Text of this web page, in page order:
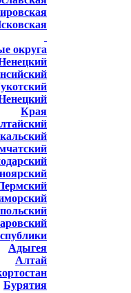
округа
Края
Адыгея
Алтай
Бурятия